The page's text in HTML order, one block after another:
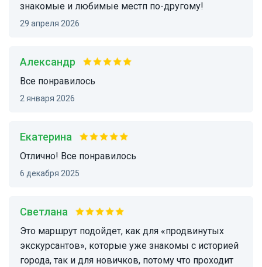
знакомые и любимые местп по-другому!
29 апреля 2026
Александр
Все понравилось
2 января 2026
Екатерина
Отлично! Все понравилось
6 декабря 2025
Светлана
Это маршрут подойдет, как для «продвинутых
экскурсантов», которые уже знакомы с историей
города, так и для новичков, потому что проходит